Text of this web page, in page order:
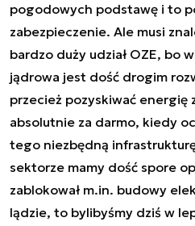
pogodowych podstawę i to
zabezpieczenie. Ale musi
bardzo duży udział OZE, bo
jądrowa jest dość drogim
przecież pozyskiwać energię
absolutnie za darmo, kiedy
tego niezbędną
sektorze mamy dość spore
zablokował m.in. budowy
lądzie, to bylibyśmy dziś w